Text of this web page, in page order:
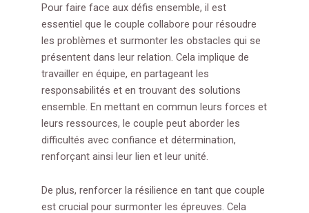
Pour faire face aux défis ensemble, il est
essentiel que le couple collabore pour résoudre
les problèmes et surmonter les obstacles qui se
présentent dans leur relation. Cela implique de
travailler en équipe, en partageant les
responsabilités et en trouvant des solutions
ensemble. En mettant en commun leurs forces et
leurs ressources, le couple peut aborder les
difficultés avec confiance et détermination,
renforçant ainsi leur lien et leur unité.
De plus, renforcer la résilience en tant que couple
est crucial pour surmonter les épreuves. Cela